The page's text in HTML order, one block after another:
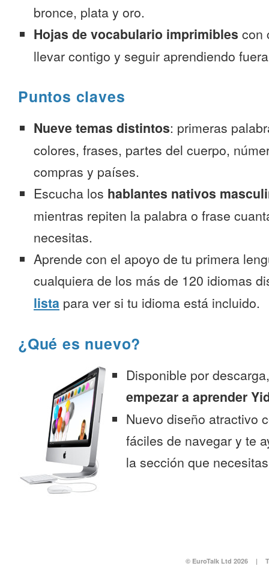
bronce, plata y oro.
Hojas de vocabulario imprimibles con
llevar contigo y seguir aprendiendo
Puntos claves
Nueve temas distintos: primeras
colores, frases, partes del cuerpo,
compras y países.
Escucha los hablantes nativos
mientras repiten la palabra o frase
necesitas.
Aprende con el apoyo de tu primera
cualquiera de los más de 120 idiomas
lista para ver si tu idioma está incluido.
¿Qué es nuevo?
Disponible por
empezar a aprender
Nuevo diseño atractivo
fáciles de navegar y te
la sección que
© EuroTalk Ltd 2026 |